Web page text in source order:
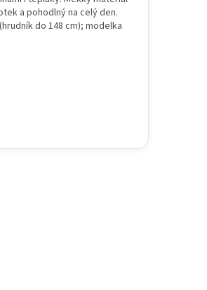
a pohodlný na celý den.
do 148 cm); modelka